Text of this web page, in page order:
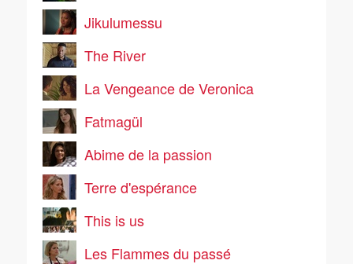
Jikulumessu
The River
La Vengeance de Veronica
Fatmagül
Abime de la passion
Terre d'espérance
This is us
Les Flammes du passé